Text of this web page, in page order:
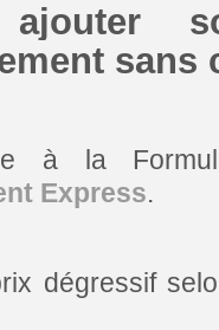
ajouter
sans
à la
Express.
dégressif